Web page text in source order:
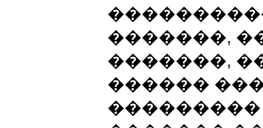
�������,
�������,
������